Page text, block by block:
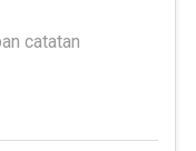
catatan